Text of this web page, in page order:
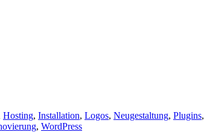
Hosting, Installation, Logos, Neugestaltung, Plugins,
, WordPress